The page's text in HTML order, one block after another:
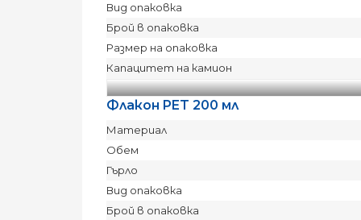
Вид опаковка
Брой в опаковка
Размер на опаковка
Капацитет на камион
Флакон PET 200 мл
Материал
Обем
Гърло
Вид опаковка
Брой в опаковка